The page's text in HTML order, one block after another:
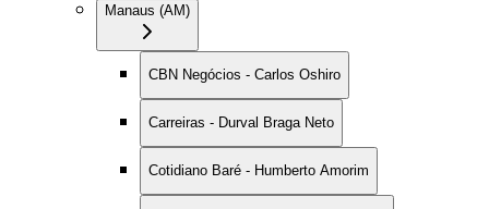
Manaus (AM)
CBN Negócios - Carlos Oshiro
Carreiras - Durval Braga Neto
Cotidiano Baré - Humberto Amorim